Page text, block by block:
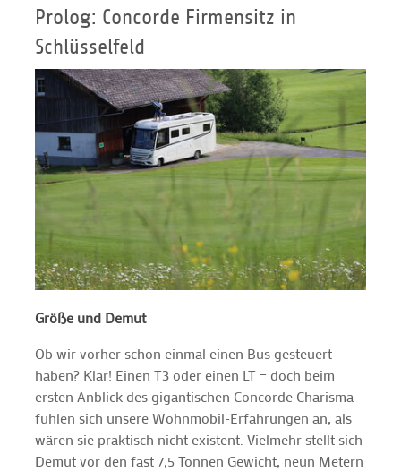
Prolog: Concorde Firmensitz in
Schlüsselfeld
Größe und Demut
Ob wir vorher schon einmal einen Bus gesteuert
haben? Klar! Einen T3 oder einen LT – doch beim
ersten Anblick des gigantischen Concorde Charisma
fühlen sich unsere Wohnmobil-Erfahrungen an, als
wären sie praktisch nicht existent. Vielmehr stellt sich
Demut vor den fast 7,5 Tonnen Gewicht, neun Metern